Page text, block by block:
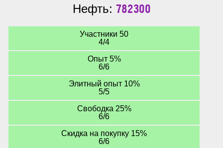
Нефть: 782300
Участники 50
4/4
Опыт 5%
6/6
Элитный опыт 10%
5/5
Свободка 25%
6/6
Скидка на покупку 15%
6/6